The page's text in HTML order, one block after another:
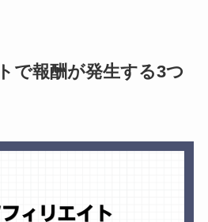
で報酬が発生する3つ